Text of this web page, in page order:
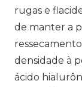
rugas e
de manter a
densidade à
ácido